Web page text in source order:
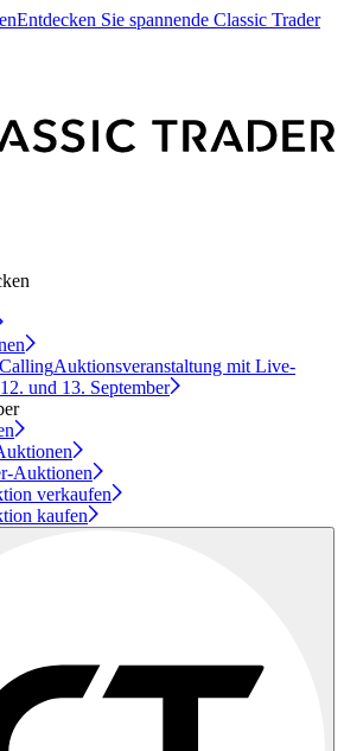
Entdecken Sie spannende Classic Trader
Auktionsveranstaltung mit Live-
und 13. September
Auktionen
verkaufen
kaufen